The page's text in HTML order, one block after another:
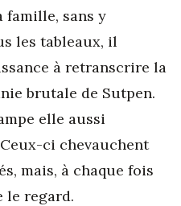
sans y
les tableaux, il
à retranscrire la
brutale de Sutpen.
elle aussi
ci chevauchent
mais, à chaque fois
le regard.